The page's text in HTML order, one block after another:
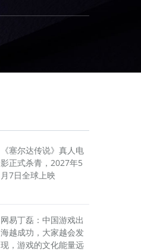
《塞尔达传说》真人电
影正式杀青，2027年5
月7日全球上映
网易丁磊：中国游戏出
海越成功，大家越会发
现，游戏的文化能量远